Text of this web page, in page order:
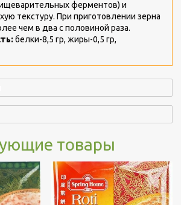
ферментов) и
текстуру. При приготовлении зерна
чем в два с половиной раза.
белки-8,5 гр, жиры-0,5 гр,
товары